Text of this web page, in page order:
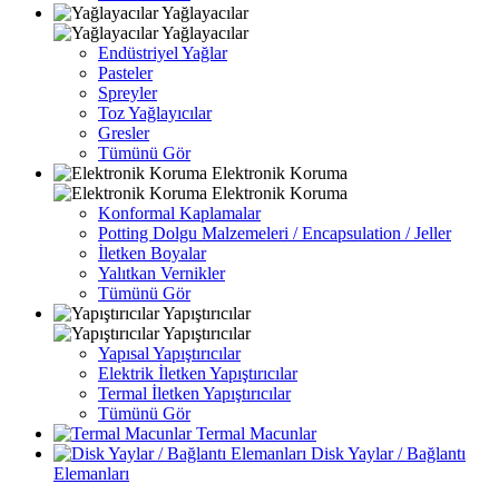
Yağlayacılar
Yağlayacılar
Endüstriyel Yağlar
Pasteler
Spreyler
Toz Yağlayıcılar
Gresler
Tümünü Gör
Elektronik Koruma
Elektronik Koruma
Konformal Kaplamalar
Potting Dolgu Malzemeleri / Encapsulation / Jeller
İletken Boyalar
Yalıtkan Vernikler
Tümünü Gör
Yapıştırıcılar
Yapıştırıcılar
Yapısal Yapıştırıcılar
Elektrik İletken Yapıştırıcılar
Termal İletken Yapıştırıcılar
Tümünü Gör
Termal Macunlar
Disk Yaylar / Bağlantı
Elemanları